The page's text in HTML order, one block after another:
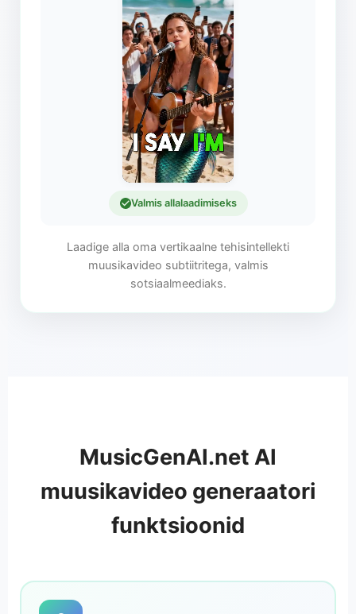
Valmis allalaadimiseks
Laadige alla oma vertikaalne tehisintellekti
muusikavideo subtiitritega, valmis
sotsiaalmeediaks.
MusicGenAI.net AI
muusikavideo generaatori
funktsioonid